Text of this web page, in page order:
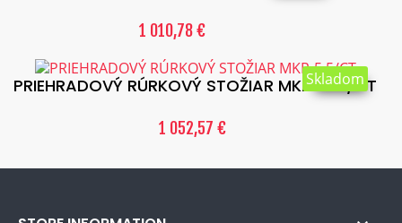
1 010,78 €
PRIEHRADOVÝ RÚRKOVÝ STOŽIAR MKR-5.5/CT
1 052,57 €
Skladom